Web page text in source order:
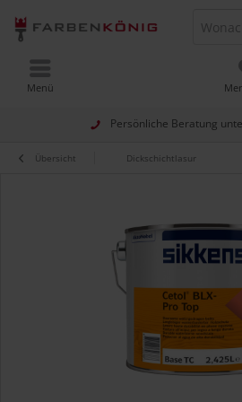
Persönliche Beratung
Menü
Übersicht Dickschichtlasur